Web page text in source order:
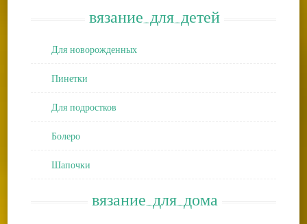
вязание_для_детей
Для новорожденных
Пинетки
Для подростков
Болеро
Шапочки
вязание_для_дома